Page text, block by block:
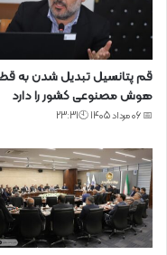
قم پتانسیل تبدیل شدن به
هوش مصنوعی کشور را دارد
📅 06 مرداد 1405 🕙23:31